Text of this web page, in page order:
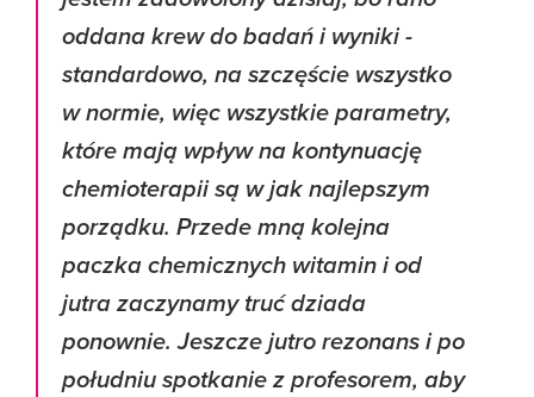
oddana krew do badań i wyniki -
standardowo, na szczęście wszystko
w normie, więc wszystkie parametry,
które mają wpływ na kontynuację
chemioterapii są w jak najlepszym
porządku. Przede mną kolejna
paczka chemicznych witamin i od
jutra zaczynamy truć dziada
ponownie. Jeszcze jutro rezonans i po
południu spotkanie z profesorem, aby